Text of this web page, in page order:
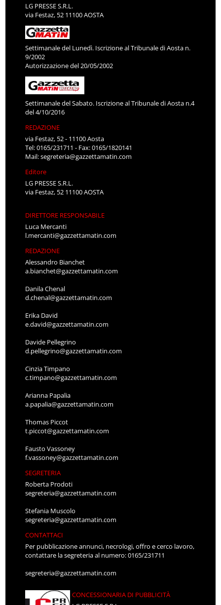
LG PRESSE S.R.L.
via Festaz, 52 11100 AOSTA
Settimanale del Lunedì. Iscrizione al Tribunale di Aosta n.
9/2002
Autorizzazione del 20/05/2002
Settimanale del Sabato. Iscrizione al Tribunale di Aosta n.4
del 4/10/2016
REDAZIONE
via Festaz, 52 - 11100 Aosta
Tel: 0165/231711 - Fax: 0165/1820141
Mail:segreteria@gazzettamatin.com
Editore
LG PRESSE S.R.L.
via Festaz, 52 11100 AOSTA
DIRETTORE RESPONSABILE
Luca Mercanti
l.mercanti@gazzettamatin.com
REDAZIONE
Alessandro Bianchet
a.bianchet@gazzettamatin.com
Danila Chenal
d.chenal@gazzettamatin.com
Erika David
e.david@gazzettamatin.com
Davide Pellegrino
d.pellegrino@gazzettamatin.com
Cinzia Timpano
c.timpano@gazzettamatin.com
Arianna Papalia
a.papalia@gazzettamatin.com
Thomas Piccot
t.piccot@gazzettamatin.com
Fausto Vassoney
f.vassoney@gazzettamatin.com
SEGRETERIA
Roberta Prodoti
segreteria@gazzettamatin.com
Stefania Muscolo
segreteria@gazzettamatin.com
CONTATTACI
Per pubblicazione annunci, necrologi, offro e cerco lavoro,
contattare la segreteria al numero: 0165/231711
segreteria@gazzettamatin.com
CONCESSIONARIA DI PUBBLICITÀ